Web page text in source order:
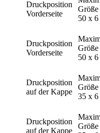
Druckposition
Vorderseite
50 x 6
Druckposition
Vorderseite
50 x 6
Druckposition
auf der Kappe
35 x 6
Druckposition
auf der Kappe